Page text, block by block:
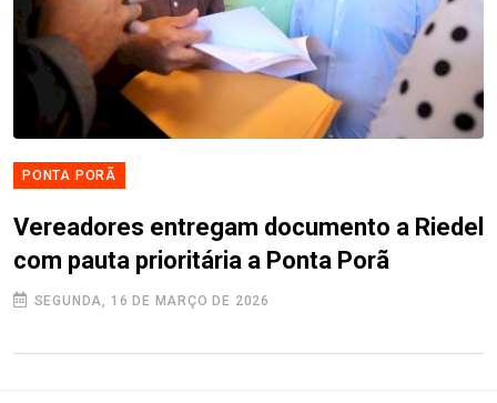
PONTA PORÃ
Vereadores entregam documento a Riedel
com pauta prioritária a Ponta Porã
SEGUNDA, 16 DE MARÇO DE 2026